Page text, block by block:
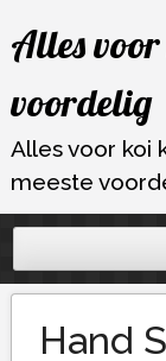
naar
inhoud
Alles
voordelig
Alles voor koi
meeste
Hand